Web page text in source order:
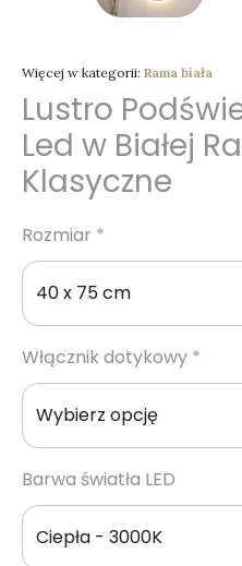
Więcej w kategorii: Rama biała
Lustro
Led w Białej
Klasyczne
Rozmiar *
Włącznik dotykowy *
Barwa światła LED